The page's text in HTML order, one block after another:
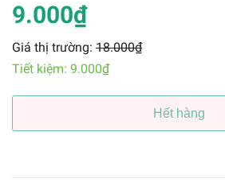
9.000₫
Giá thị trường: 18.000₫
Tiết kiệm: 9.000₫
Hết hàng